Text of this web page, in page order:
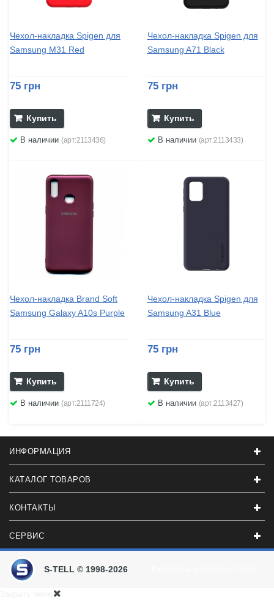
Чехол-накладка Spigen для
Samsung M31 Red
75 грн
Купить
В наличии (арт:2113436)
Чехол-накладка Spigen для
Samsung A71 Black
75 грн
Купить
В наличии (арт:2113433)
Чехол-накладка Brand Soft
Samsung Galaxy A10s Purple
75 грн
Купить
В наличии (арт:2111724)
Чехол-накладка Spigen для
Samsung A31 Blue
75 грн
Купить
В наличии (арт:2113427)
ИНФОРМАЦИЯ
КАТАЛОГ ТОВАРОВ
КОНТАКТЫ
СЕРВИС
S-TELL © 1998-2026